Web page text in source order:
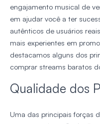
engajamento musical de
em ajudar você a ter
autênticos de usuários
mais experientes em
destacamos alguns dos
comprar streams baratos
Qualidade dos
Uma das principais forças